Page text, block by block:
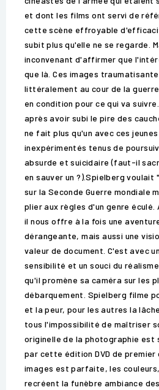
et dont les films ont servi de
cette scène effroyable
subit plus qu'elle ne se regarde.
inconvenant d'affirmer que
que là. Ces images
littéralement au cour de la
en condition pour ce qui va
après avoir subi le pire des
ne fait plus qu'un avec ces
inexpérimentés tenus de
absurde et suicidaire (faut-il
en sauver un ?).Spielberg
sur la Seconde Guerre mondiale
plier aux règles d'un genre éculé.
il nous offre à la fois une
dérangeante, mais aussi une
valeur de document. C'est avec
sensibilité et un souci du
qu'il promène sa caméra sur les
débarquement. Spielberg filme
et la peur, pour les autres la
tous l'impossibilité de maîtriser
originelle de la photographie est
par cette édition DVD de
images est parfaite, les
recréent la funèbre ambiance